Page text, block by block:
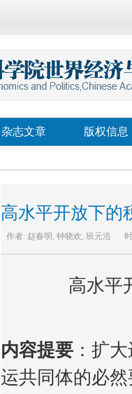
杂志文章 版权信息
高水平开放下的
作者: 赵春明, 钟晓欢, 班元浩
高水平
内容提要 ：扩
运共同体的必